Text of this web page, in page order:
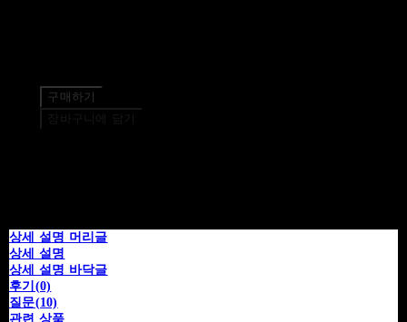
구매하기
장바구니에 담기
상세 설명 머리글
상세 설명
상세 설명 바닥글
후기(0)
질문(10)
관련 상품